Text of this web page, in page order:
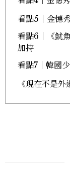
看點5｜金憓
看點6｜《魷
加持
看點7｜韓國
《現在不是